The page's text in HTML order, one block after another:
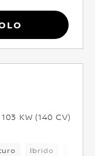
103 KW (140 CV)
Ibrido